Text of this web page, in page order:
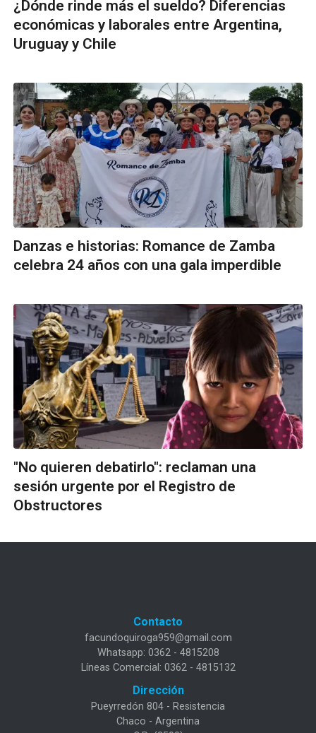
¿Dónde rinde más el sueldo? Diferencias
económicas y laborales entre Argentina,
Uruguay y Chile
Danzas e historias: Romance de Zamba
celebra 24 años con una gala imperdible
"No quieren debatirlo": reclaman una
sesión urgente por el Registro de
Obstructores
Contacto
facundoquiroga959@gmail.com
Whatsapp: 0362 - 4815208
Líneas Comercial: 0362 - 4815132
Dirección
Pueyrredón 804 - Resistencia
Chaco - Argentina